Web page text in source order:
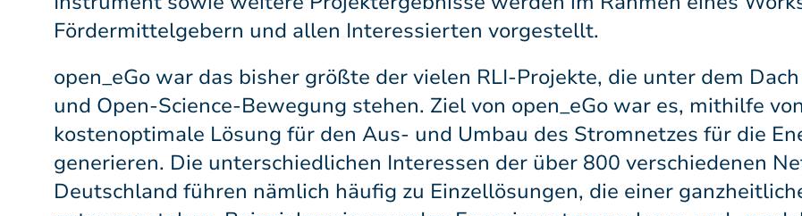
Fördermittelgebern und allen Interessierten vorgestellt.
open_eGo war das bisher größte der vielen RLI-Projekte, die unter dem
und Open-Science-Bewegung stehen. Ziel von open_eGo war es, mithilfe
kostenoptimale Lösung für den Aus- und Umbau des Stromnetzes für die
generieren. Die unterschiedlichen Interessen der über 800 verschiedenen
Deutschland führen nämlich häufig zu Einzellösungen, die einer